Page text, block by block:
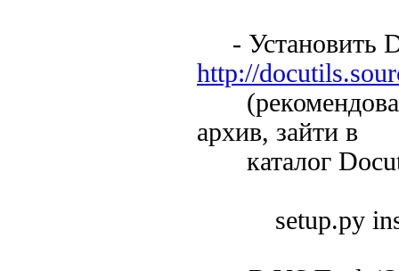
- Установить
http://
архив, зайти в
каталог
setup.py